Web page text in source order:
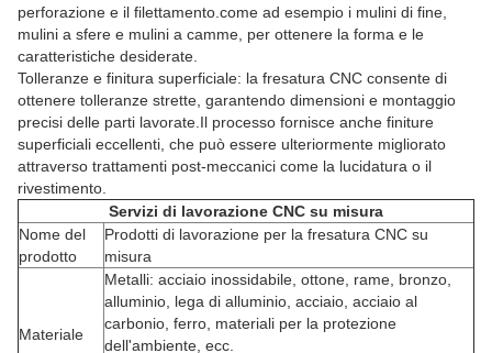
perforazione e il filettamento.come ad esempio i mulini di fine,
mulini a sfere e mulini a camme, per ottenere la forma e le
caratteristiche desiderate.
Tolleranze e finitura superficiale: la fresatura CNC consente di
ottenere tolleranze strette, garantendo dimensioni e montaggio
precisi delle parti lavorate.Il processo fornisce anche finiture
superficiali eccellenti, che può essere ulteriormente migliorato
attraverso trattamenti post-meccanici come la lucidatura o il
rivestimento.
Servizi di lavorazione CNC su misura
Nome del
prodotto
Prodotti di lavorazione per la fresatura CNC su
misura
Materiale
Metalli: acciaio inossidabile, ottone, rame, bronzo,
alluminio, lega di alluminio, acciaio, acciaio al
carbonio, ferro, materiali per la protezione
dell'ambiente, ecc.